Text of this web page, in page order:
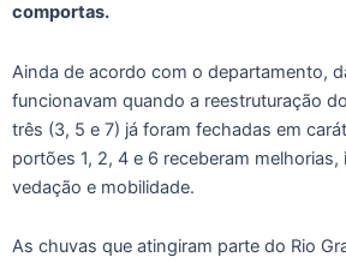
comportas.
Ainda de acordo com o departamento,
funcionavam quando a reestruturação
três (3, 5 e 7) já foram fechadas em
portões 1, 2, 4 e 6 receberam
vedação e mobilidade.
As chuvas que atingiram parte do Rio